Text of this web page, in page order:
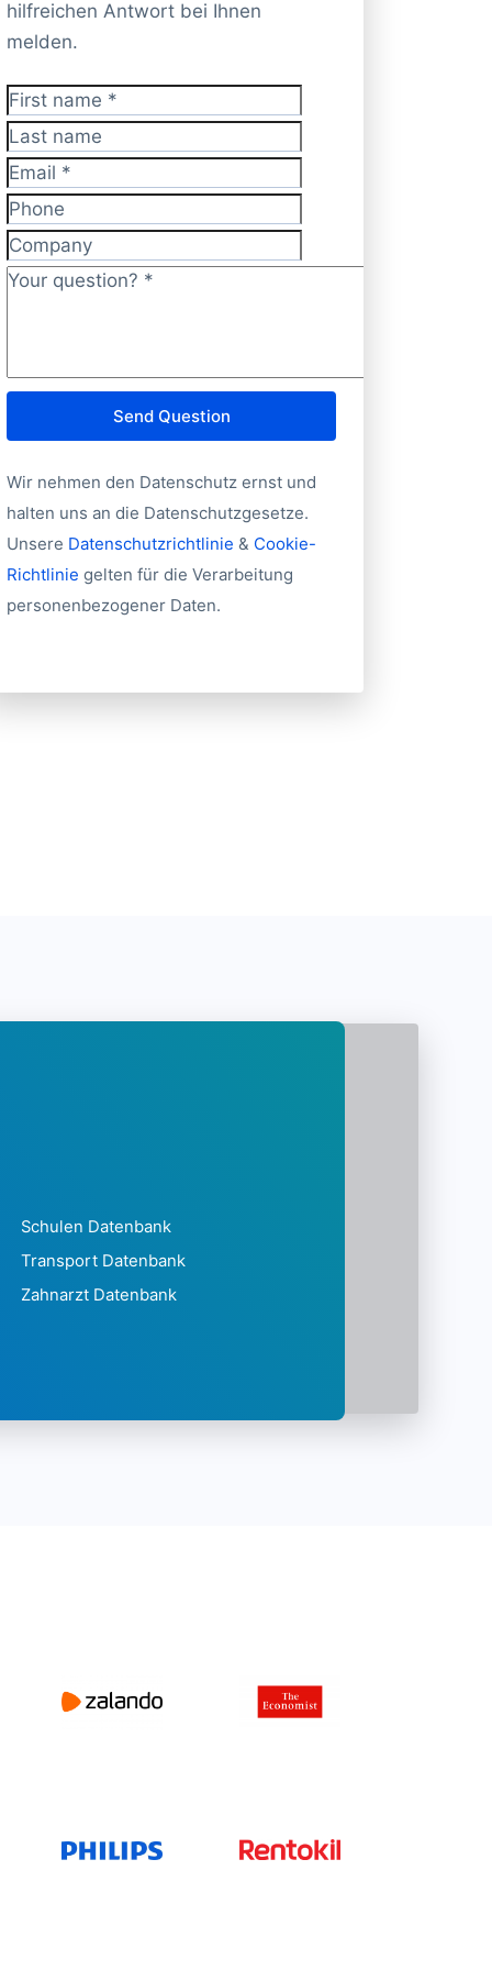
hilfreichen Antwort bei Ihnen
melden.
First name*
Last name
Email*
Phone
Company
Your question?
Send Question
Wir nehmen den Datenschutz ernst und
halten uns an die Datenschutzgesetze.
Unsere Datenschutzrichtlinie & Cookie-
Richtlinie gelten für die Verarbeitung
personenbezogener Daten.
Schulen Datenbank
Transport Datenbank
Zahnarzt Datenbank